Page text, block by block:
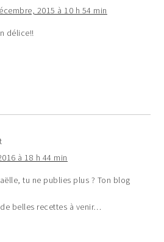
2015 à 10 h 54 min
délice!!
à 18 h 44 min
tu ne publies plus ? Ton blog
de belles recettes à venir…